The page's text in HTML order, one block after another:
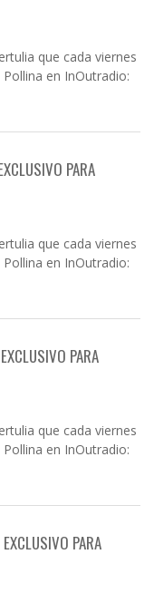
que cada viernes
en InOutradio:
PARA
que cada viernes
en InOutradio:
PARA
que cada viernes
en InOutradio:
PARA